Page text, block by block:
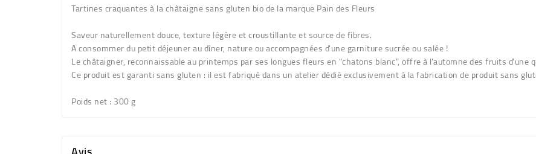
Tartines craquantes à la châtaigne sans gluten bio de la marque Pain des Fleurs
Saveur naturellement douce, texture légère et croustillante et source de fibres.
A consommer du petit déjeuner au dîner, nature ou accompagnées d'une garniture sucrée ou salée !
Le châtaigner, reconnaissable au printemps par ses longues fleurs en "chatons blanc", offre à l'automne des fruits d'une
Ce produit est garanti sans gluten : il est fabriqué dans un atelier dédié exclusivement à la fabrication de produit sans
Poids net: 300 g